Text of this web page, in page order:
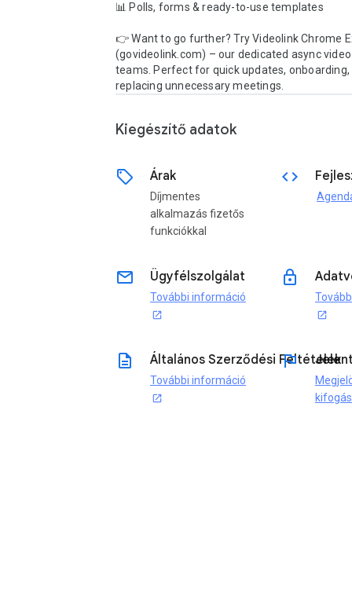
📊 Polls, forms & ready-to-use templates
👉 Want to go further? Try Videolink Chrome
(govideolink.com) – our dedicated async
teams. Perfect for quick updates, onboarding,
replacing unnecessary meetings.
Kiegészítő adatok
sell Árak
Díjmentes
alkalmazás fizetős
funkciókkal
code
email Ügyfélszolgálat
További információ
open_in_new
lock
open_in_new
description Általános Szerződési Feltételek
További információ
open_in_new
flag